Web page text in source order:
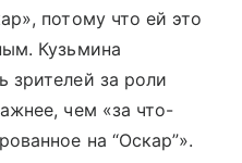
потому что ей это
Кузьмина
зрителей за роли
чем «за что-
на “Оскар”».